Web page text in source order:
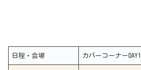
日程・会場 カバーコーナーDAY1